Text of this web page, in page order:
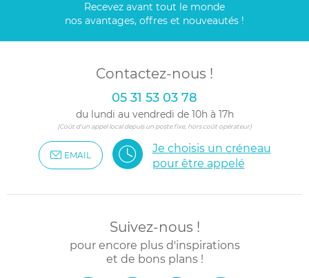
Recevez avant tout le monde
nos avantages, offres et nouveautés !
Contactez-nous !
05 31 53 03 78
du lundi au vendredi de 10h à 17h
(Coût d'un appel local depuis un poste fixe, hors coût opérateur)
EMAIL
Je choisis un créneau
pour être appelé
Suivez-nous !
pour encore plus d'inspirations
et de bons plans !